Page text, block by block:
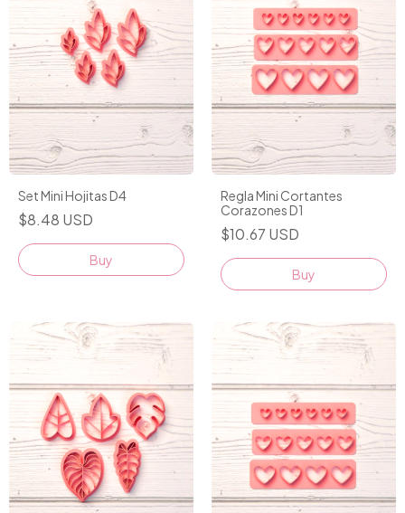
Set Mini Hojitas D4
$8.48 USD
Regla Mini Cortantes
Corazones D1
$10.67 USD